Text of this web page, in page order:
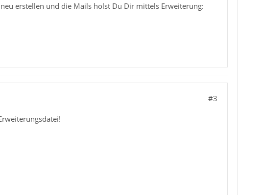
erstellen und die Mails holst Du Dir mittels Erweiterung:
#3